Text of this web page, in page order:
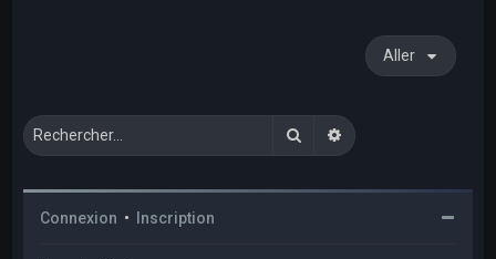
Aller
RechercherRecherche avancée
Connexion • Inscription